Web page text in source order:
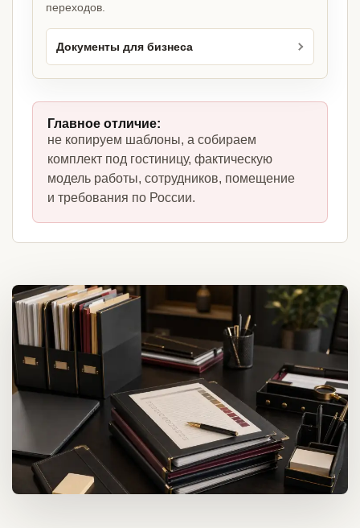
переходов.
Документы для бизнеса
Главное отличие:
не копируем шаблоны, а собираем
комплект под гостиницу, фактическую
модель работы, сотрудников, помещение
и требования по России.